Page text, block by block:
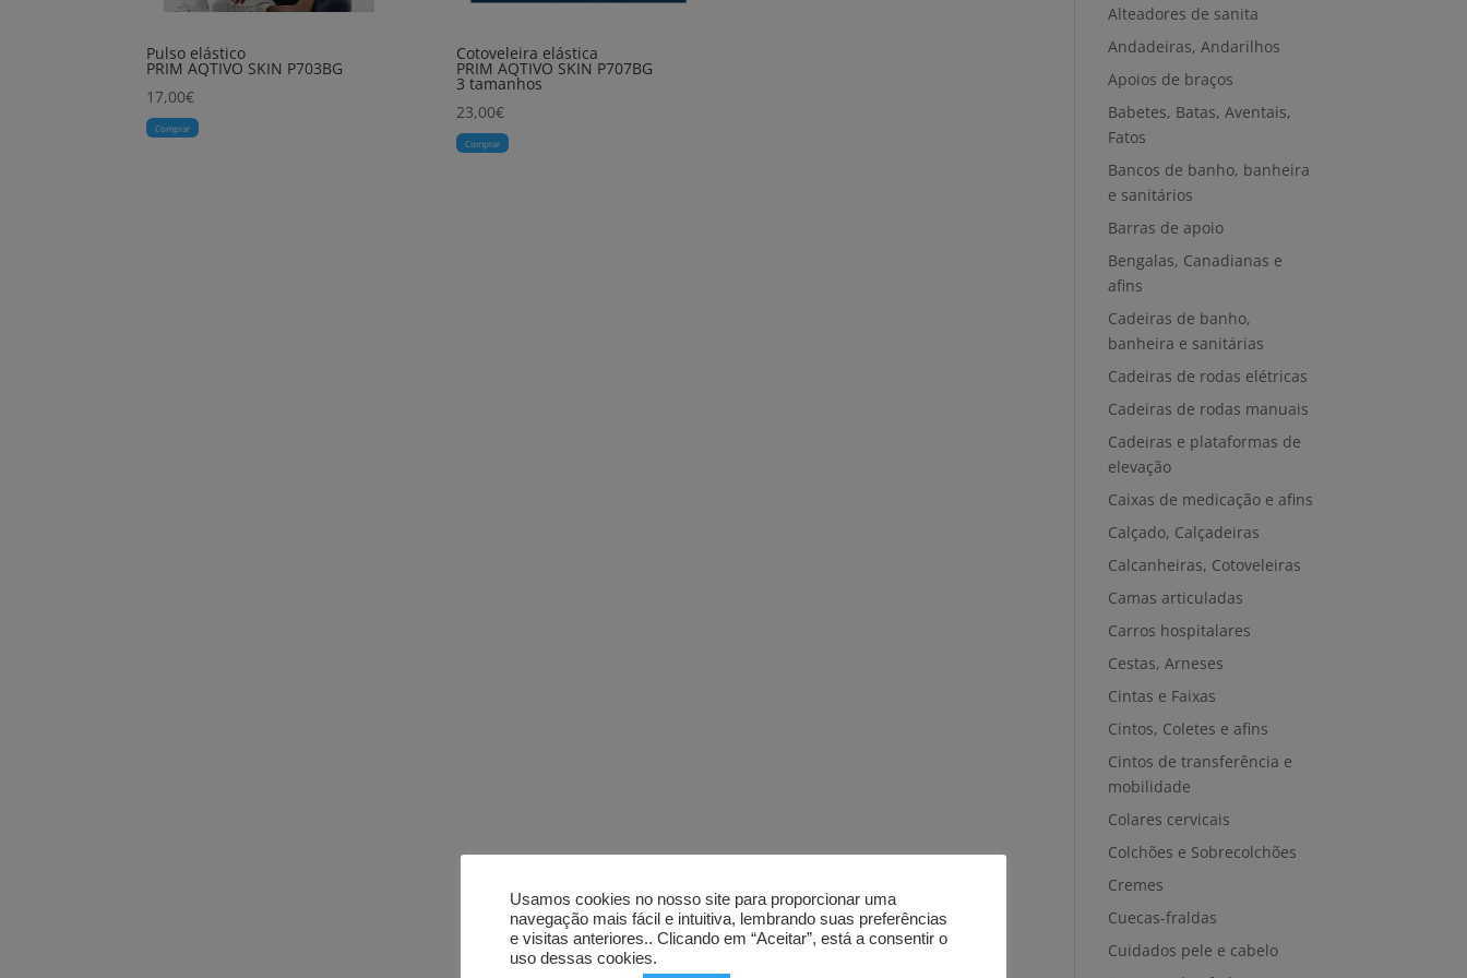
Pulso elástico
PRIM AQTIVO SKIN P703BG
17,00€
Comprar
Cotoveleira elástica
PRIM AQTIVO SKIN P707BG
3 tamanhos
23,00€
Comprar
Alteadores de sanita
Andadeiras, Andarilhos
Apoios de braços
Babetes, Batas, Aventais,
Fatos
Bancos de banho, banheira
e sanitários
Barras de apoio
Bengalas, Canadianas e
afins
Cadeiras de banho,
banheira e sanitárias
Cadeiras de rodas elétricas
Cadeiras de rodas manuais
Cadeiras e plataformas de
elevação
Caixas de medicação e afins
Calçado, Calçadeiras
Calcanheiras, Cotoveleiras
Camas articuladas
Carros hospitalares
Cestas, Arneses
Cintas e Faixas
Cintos, Coletes e afins
Cintos de transferência e
mobilidade
Colares cervicais
Colchões e Sobrecolchões
Cremes
Cuecas-fraldas
Cuidados pele e cabelo
Usamos cookies no nosso site para proporcionar uma
navegação mais fácil e intuitiva, lembrando suas preferências
e visitas anteriores.. Clicando em “Aceitar”, está a consentir o
uso dessas cookies.